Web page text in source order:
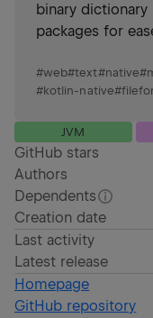
binary
packages for
#web#text#native#
#kotlin-native#
JVM
GitHub stars
Authors
Dependents
Creation date
Last activity
Latest release
Homepage
GitHub repository